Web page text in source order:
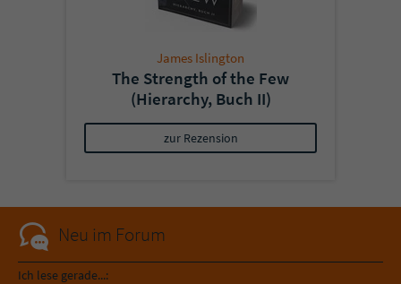
James Islington
The Strength of the Few
(Hierarchy, Buch II)
zur Rezension
Neu im Forum
Ich lese gerade...: